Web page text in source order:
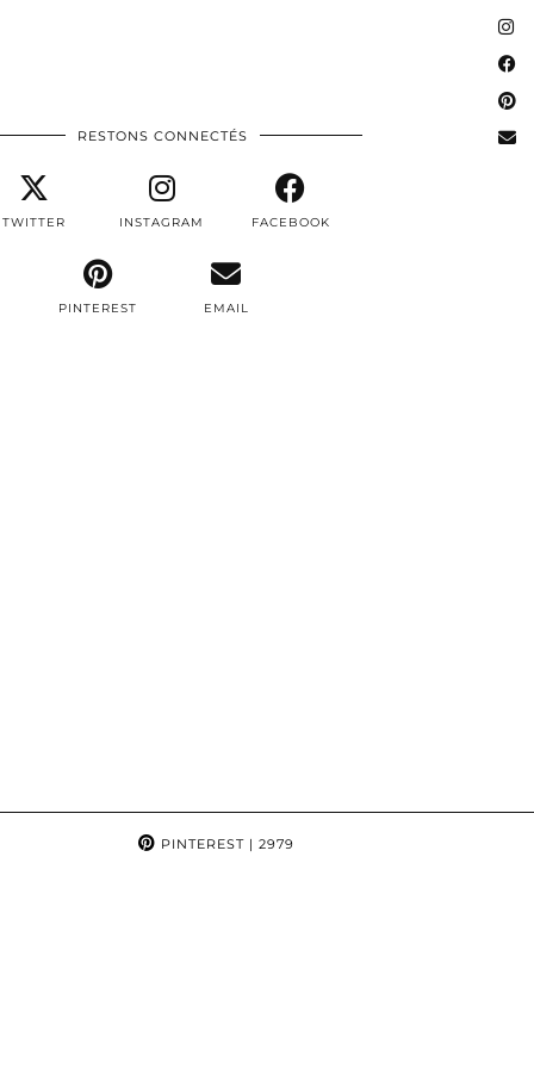
RESTONS CONNECTÉS
TWITTER INSTAGRAM FACEBOOK
PINTEREST EMAIL
PINTEREST| 2979